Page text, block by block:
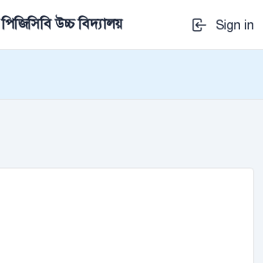
পিজিসিবি উচ্চ বিদ্যালয় Sign in